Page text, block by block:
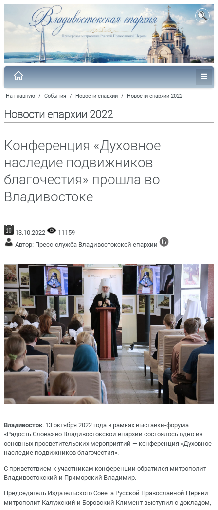
На главную / События / Новости епархии / Новости епархии 2022
Новости епархии 2022
Конференция «Духовное
наследие подвижников
благочестия» прошла во
Владивостоке
13.10.2022
11159
Автор: Пресс-служба Владивостокской епархии
Владивосток. 13 октября 2022 года в рамках выставки-форума
«Радость Слова» во Владивостокской епархии состоялось одно из
основных просветительских мероприятий — конференция «Духовное
наследие подвижников благочестия».
С приветствием к участникам конференции обратился митрополит
Владивостокский и Приморский Владимир.
Председатель Издательского Совета Русской Православной Церкви
митрополит Калужский и Боровский Климент выступил с докладом,